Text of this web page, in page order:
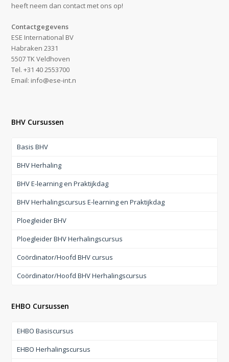
heeft neem dan contact met ons op!
Contactgegevens
ESE International BV
Habraken 2331
5507 TK Veldhoven
Tel. +31 40 2553700
Email: info@ese-int.n
BHV Cursussen
Basis BHV
BHV Herhaling
BHV E-learning en Praktijkdag
BHV Herhalingscursus E-learning en Praktijkdag
Ploegleider BHV
Ploegleider BHV Herhalingscursus
Coördinator/Hoofd BHV cursus
Coördinator/Hoofd BHV Herhalingscursus
EHBO Cursussen
EHBO Basiscursus
EHBO Herhalingscursus